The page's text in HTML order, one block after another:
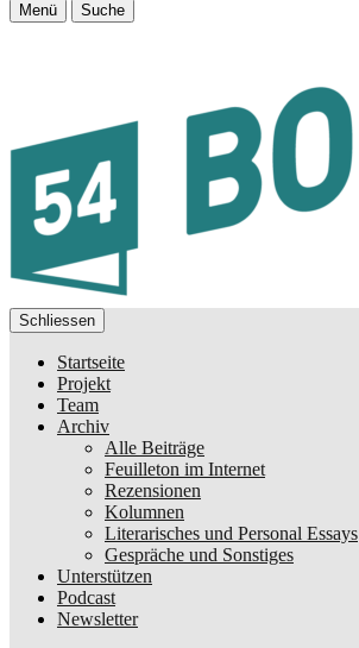
Menü Suche
Schliessen
Startseite
Projekt
Team
Archiv
Alle Beiträge
Feuilleton im Internet
Rezensionen
Kolumnen
Literarisches und Personal Essays
Gespräche und Sonstiges
Unterstützen
Podcast
Newsletter